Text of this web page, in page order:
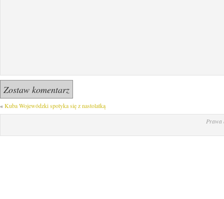
«Kuba Wojewódzki spotyka się z nastolatką